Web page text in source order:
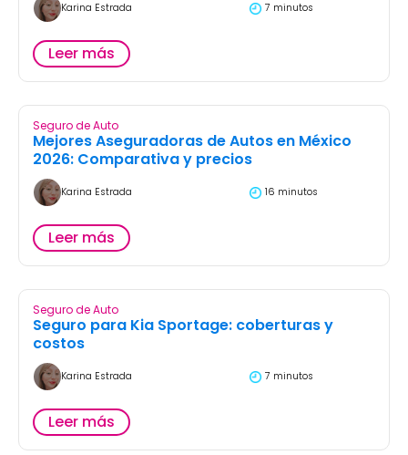
Karina Estrada 7 minutos
Leer más
Seguro de Auto
Mejores Aseguradoras de Autos en México
2026: Comparativa y precios
Karina Estrada 16 minutos
Leer más
Seguro de Auto
Seguro para Kia Sportage: coberturas y
costos
Karina Estrada 7 minutos
Leer más